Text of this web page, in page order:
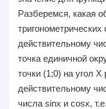
Разберемся, какая
действительному
точка единичной
точки (1;0) на угол Х
действительному
числа sinx и cosx,